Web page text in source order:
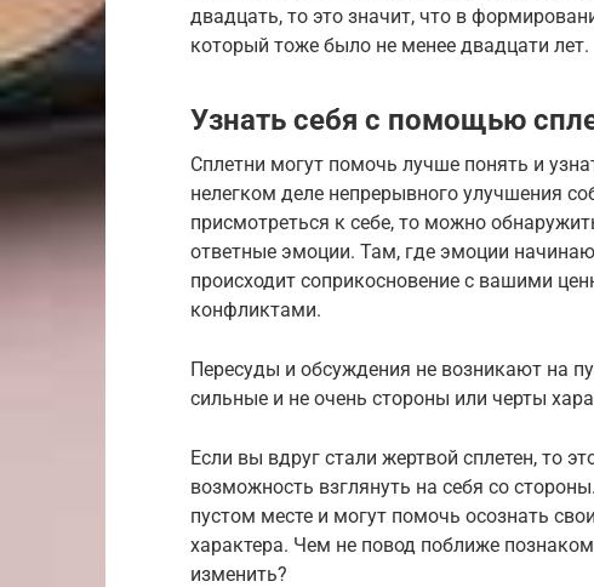
двадцать, то это значит, что в
который тоже было не менее двадцати лет.
Узнать себя с помощью
Сплетни могут помочь лучше понять и
нелегком деле непрерывного улучшения
присмотреться к себе, то можно
ответные эмоции. Там, где эмоции
происходит соприкосновение с вашими
конфликтами.
Пересуды и обсуждения не возникают на
сильные и не очень стороны или черты
Если вы вдруг стали жертвой сплетен, то
возможность взглянуть на себя со
пустом месте и могут помочь осознать
характера. Чем не повод поближе
изменить?